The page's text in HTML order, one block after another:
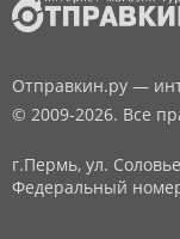
Отправкин.ру —
© 2009-2026. Все
г.Пермь, ул.
Федеральный